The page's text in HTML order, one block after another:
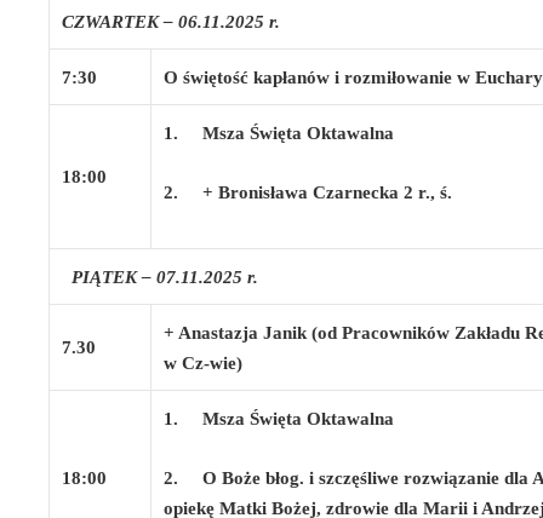
CZWARTEK – 06.11.2025 r.
7:30 O świętość kapłanów i rozmiłowanie w
18:00
1. Msza Święta Oktawalna
2. + Bronisława Czarnecka 2 r., ś.
PIĄTEK – 07.11.2025 r.
7.30
+ Anastazja Janik (od Pracowników Zakładu
w Cz-wie)
18:00
1. Msza Święta Oktawalna
2. O Boże błog. i szczęśliwe rozwiązanie dla
opiekę Matki Bożej, zdrowie dla Marii i